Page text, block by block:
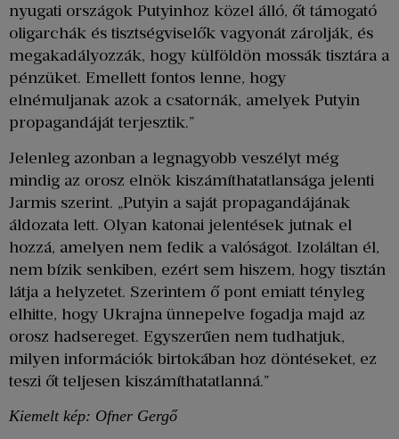
nyugati országok Putyinhoz közel álló, őt támogató
oligarchák és tisztségviselők vagyonát zárolják, és
megakadályozzák, hogy külföldön mossák tisztára a
pénzüket. Emellett fontos lenne, hogy
elnémuljanak azok a csatornák, amelyek Putyin
propagandáját terjesztik.”
Jelenleg azonban a legnagyobb veszélyt még
mindig az orosz elnök kiszámíthatatlansága jelenti
Jarmis szerint. „Putyin a saját propagandájának
áldozata lett. Olyan katonai jelentések jutnak el
hozzá, amelyen nem fedik a valóságot. Izoláltan él,
nem bízik senkiben, ezért sem hiszem, hogy tisztán
látja a helyzetet. Szerintem ő pont emiatt tényleg
elhitte, hogy Ukrajna ünnepelve fogadja majd az
orosz hadsereget. Egyszerűen nem tudhatjuk,
milyen információk birtokában hoz döntéseket, ez
teszi őt teljesen kiszámíthatatlanná.”
Kiemelt kép: Ofner Gergő